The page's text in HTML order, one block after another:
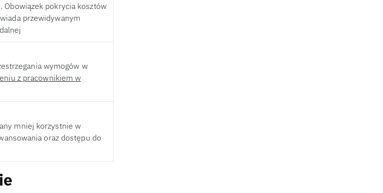
Obowiązek pokrycia kosztów
przewidywanym
wymogów w
z pracownikiem w
mniej korzystnie w
oraz dostępu do